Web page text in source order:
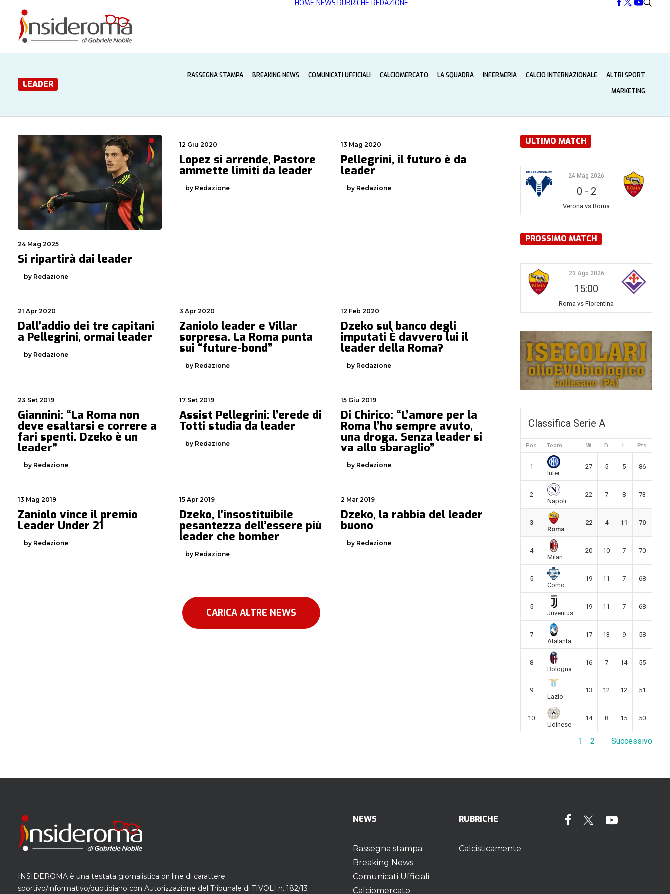
HOME NEWS RUBRICHE REDAZIONE
LEADER
RASSEGNA STAMPA BREAKING NEWS COMUNICATI UFFICIALI CALCIOMERCATO LA SQUADRA INFERMERIA CALCIO INTERNAZIONALE
ALTRI SPORT
MARKETING
24 Mag 2025
Si ripartirà dai leader
by Redazione
12 Giu 2020
Lopez si arrende, Pastore
ammette limiti da leader
by Redazione
13 Mag 2020
Pellegrini, il futuro è da
leader
by Redazione
21 Apr 2020
Dall’addio dei tre capitani
a Pellegrini, ormai leader
by Redazione
3 Apr 2020
Zaniolo leader e Villar
sorpresa. La Roma punta
sui “future-bond”
by Redazione
12 Feb 2020
Dzeko sul banco degli
imputati È davvero lui il
leader della Roma?
by Redazione
23 Set 2019
Giannini: “La Roma non
deve esaltarsi e correre a
fari spenti. Dzeko è un
leader”
by Redazione
17 Set 2019
Assist Pellegrini: l’erede di
Totti studia da leader
by Redazione
15 Giu 2019
Di Chirico: “L’amore per la
Roma l’ho sempre avuto,
una droga. Senza leader si
va allo sbaraglio”
by Redazione
13 Mag 2019
Zaniolo vince il premio
Leader Under 21
by Redazione
15 Apr 2019
Dzeko, l’insostituibile
pesantezza dell’essere più
leader che bomber
by Redazione
2 Mar 2019
Dzeko, la rabbia del leader
buono
by Redazione
CARICA ALTRE NEWS
ULTIMO MATCH
24 Mag 2026
0 - 2
Verona vs Roma
PROSSIMO MATCH
23 Ago 2026
15:00
Roma vs Fiorentina
Classifica Serie A
Pos Team W D L Pts
1
Inter
27 5 5 86
2
Napoli
22 7 8 73
3
Roma
22 4 11 70
4
Milan
20 10 7 70
5
Como
19 11 7 68
5
Juventus
19 11 7 68
7
Atalanta
17 13 9 58
8
Bologna
16 7 14 55
9
Lazio
13 12 12 51
10
Udinese
14 8 15 50
1 2 Successivo
INSIDEROMA è una testata giornalistica on line di carattere
sportivo/informativo/quotidiano con Autorizzazione del Tribunale di TIVOLI n. 182/13
NEWS
Rassegna stampa
Breaking News
Comunicati Ufficiali
Calciomercato
RUBRICHE
Calcisticamente